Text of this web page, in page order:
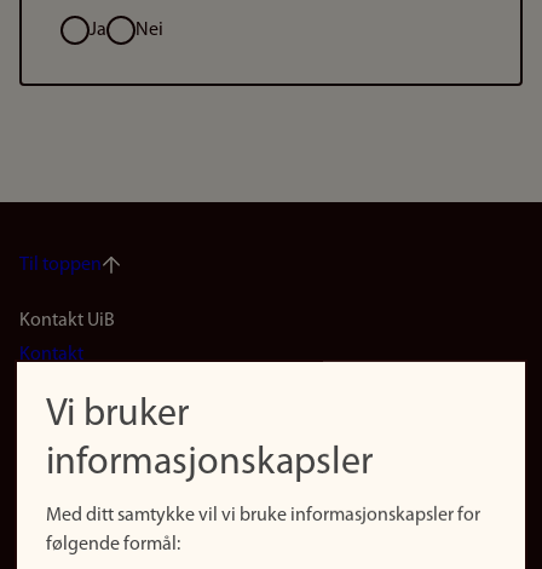
ValgJa Nei
Til toppen
Footer
(no)
Kontakt UiB
Kontakt
Finn forsker
Presse
Finn studier
Ledige stillinger
Vi bruker
informasjonskapsler
Med ditt samtykke vil vi bruke informasjonskapsler for
følgende formål: